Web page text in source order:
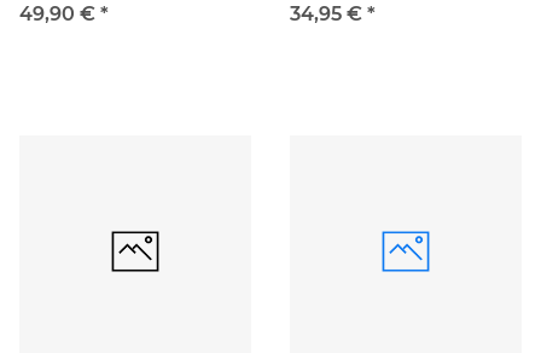
49,90 € *
34,95 € *